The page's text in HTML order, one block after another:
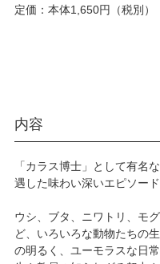
定価：本体1,650円（税別）
内容
「カラス博士」として有名
遇した味わい深いエピソー
ウシ、ブタ、ニワトリ、モ
ど、いろいろな動物たちの
の明るく、ユーモラスな日